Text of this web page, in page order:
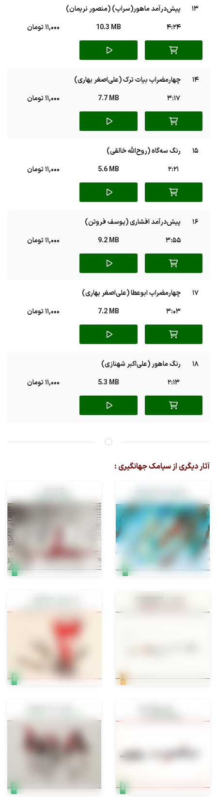
13
پیش‌درآمد ماهور(سراب) (منصور نریمان)
4:24
10.3 MB 11,000 تومان
14
چهارمضراب بیات ترک (علی‌اصغر بهاری)
3:17
7.7 MB 11,000 تومان
15
رنگ سه‌گاه (روح‌الله خالقی)
2:21
5.6 MB 11,000 تومان
16
پیش‌درآمد افشاری (یوسف فروتن)
3:55
9.2 MB 11,000 تومان
17
چهارمضراب ابوعطا (علی‌اصغر بهاری)
3:03
7.2 MB 11,000 تومان
18
رنگ ماهور (علی‌اکبر شهنازی)
2:13
5.3 MB 11,000 تومان
آثار دیگری از سیامک جهانگیری :